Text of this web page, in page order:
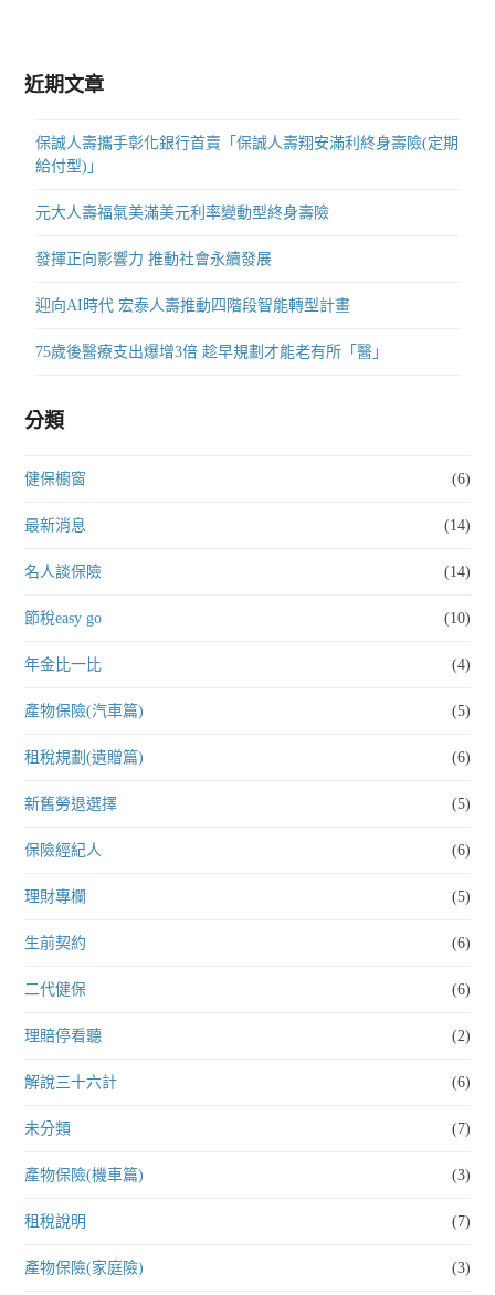
近期文章
保誠人壽攜手彰化銀行首賣「保誠人壽翔安滿利終身壽險(定期
給付型)」
元大人壽福氣美滿美元利率變動型終身壽險
發揮正向影響力 推動社會永續發展
迎向AI時代 宏泰人壽推動四階段智能轉型計畫
75歲後醫療支出爆增3倍 趁早規劃才能老有所「醫」
分類
健保櫥窗 (6)
最新消息 (14)
名人談保險 (14)
節稅easy go (10)
年金比一比 (4)
產物保險(汽車篇) (5)
租稅規劃(遺贈篇) (6)
新舊勞退選擇 (5)
保險經紀人 (6)
理財專欄 (5)
生前契約 (6)
二代健保 (6)
理賠停看聽 (2)
解說三十六計 (6)
未分類 (7)
產物保險(機車篇) (3)
租稅說明 (7)
產物保險(家庭險) (3)